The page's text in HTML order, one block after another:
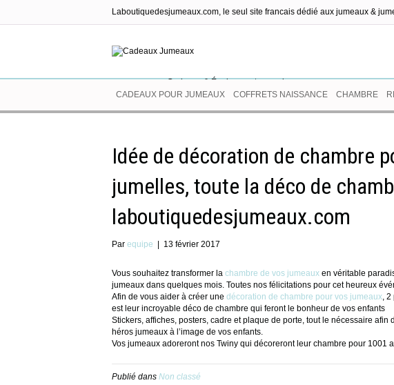
Laboutiquedesjumeaux.com, le seul site francais dédié aux jumeaux &
Cadeaux & Équipements pour jumeaux
CADEAUX POUR JUMEAUX COFFRETS NAISSANCE CHAMBRE
Idée de décoration de chambre
jumelles, toute la déco de
laboutiquedesjumeaux.com
Par equipe 13 février 2017
Vous souhaitez transformer la chambre de vos jumeaux en véritable
jumeaux dans quelques mois. Toutes nos félicitations pour cet heureux
Afin de vous aider à créer une décoration de chambre pour vos jumeaux, 2
est leur incroyable déco de chambre qui feront le bonheur de vos enfants
Stickers, affiches, posters, cadre et plaque de porte, tout le nécessaire afin
héros jumeaux à l’image de vos enfants.
Vos jumeaux adoreront nos Twiny qui décoreront leur chambre pour 1001
Publié dans Non classé